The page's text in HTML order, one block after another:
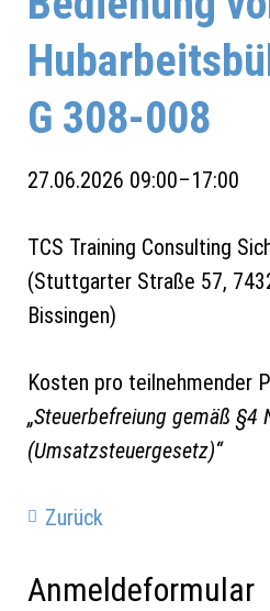
G 308-008
27.06.2026 09:00–17:00
TCS Training Consulting
(Stuttgarter Straße 57,
Bissingen)
Kosten pro teilnehmender
„Steuerbefreiung gemäß §4
(Umsatzsteuergesetz)“
Zurück
Anmeldeformular